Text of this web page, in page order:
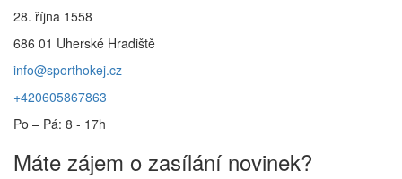
28. října 1558
686 01 Uherské Hradiště
info@sporthokej.cz
+420605867863
Po – Pá: 8 - 17h
Máte zájem o zasílání novinek?